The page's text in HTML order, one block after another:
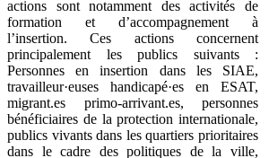
actions sont notamment des activités de
formation et d’accompagnement à
l’insertion. Ces actions concernent
principalement les publics suivants :
Personnes en insertion dans les SIAE,
travailleur·euses handicapé·es en ESAT,
migrant.es primo-arrivant.es, personnes
bénéficiaires de la protection internationale,
publics vivants dans les quartiers prioritaires
dans le cadre des politiques de la ville,